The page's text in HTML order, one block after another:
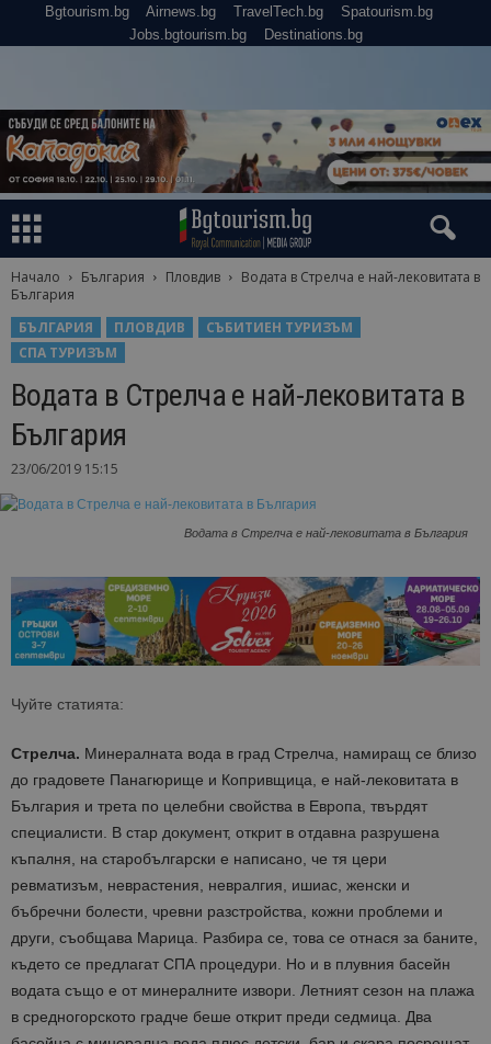
Bgtourism.bg Airnews.bg TravelTech.bg
Spatourism.bg
Jobs.bgtourism.bg
Destinations.bg
Начало България Пловдив
Водата в Стрелча е най-лековитата в
България
БЪЛГАРИЯ
ПЛОВДИВ
СЪБИТИЕН ТУРИЗЪМ
СПА ТУРИЗЪМ
Водата в Стрелча е най-лековитата в
България
23/06/2019 15:15
Водата в Стрелча е най-лековитата в България
Чуйте статията:
Стрелча. Минералната вода в град Стрелча, намиращ се близо
до градовете Панагюрище и Копривщица, е най-лековитата в
България и трета по целебни свойства в Европа, твърдят
специалисти. В стар документ, открит в отдавна разрушена
къпалня, на старобългарски е написано, че тя цери
ревматизъм, неврастения, невралгия, ишиас, женски и
бъбречни болести, чревни разстройства, кожни проблеми и
други, съобщава Марица. Разбира се, това се отнася за баните,
където се предлагат СПА процедури. Но и в плувния басейн
водата също е от минералните извори. Летният сезон на плажа
в средногорското градче беше открит преди седмица. Два